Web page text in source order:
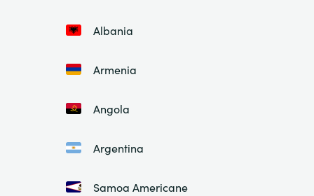
Albania
Armenia
Angola
Argentina
Samoa Americane